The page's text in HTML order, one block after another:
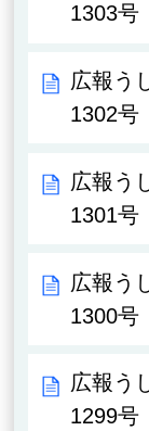
1303号
広報う
1302号
広報う
1301号
広報う
1300号
広報う
1299号